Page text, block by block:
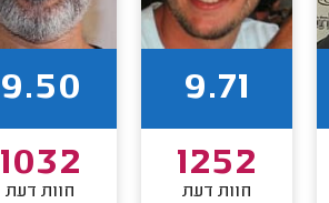
9.71
1252
חוות דעת
9.50
1032
חוות דעת